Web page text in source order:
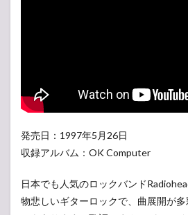
発売日：1997年5月26日
収録アルバム：OK Computer
日本でも人気のロックバンド
物悲しいギターロックで、曲展開が